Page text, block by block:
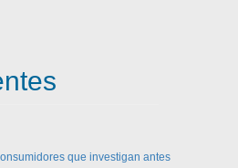
que investigan antes